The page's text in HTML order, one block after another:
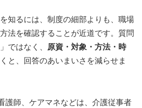
知るには、制度の細部よりも、職場
法を確認することが近道です。質問
ではなく、 原資・対象・方法・時
と、回答のあいまいさを減らせま
護師、ケアマネなどは、介護従事者